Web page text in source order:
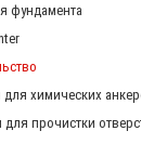
фундамента
химических
прочистки